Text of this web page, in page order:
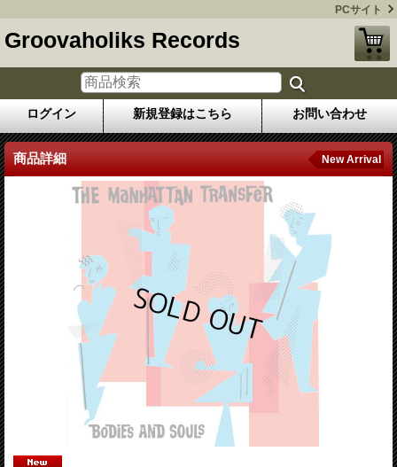
PCサイト
Groovaholiks Records
ログイン 新規登録はこちら お問い合わせ
商品詳細 New Arrival